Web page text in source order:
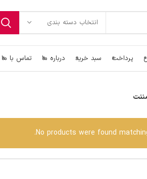
انتخاب دسته بندی
کابل شبکه CAT6
کابل شبکه CAT6a
کابل شبکه CAT7
رک ایستاده
رک دیواری
متعلقات رک
پچ کورد شبکه CAT6
پچ کورد شبکه CAT6a
پچ پنل شبکه
پچ پنل AMP
پرداخت سبد خرید درباره ما تماس با ما
No products were found